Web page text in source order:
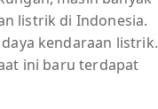
listrik di Indonesia.
kendaraan listrik.
ini baru terdapat